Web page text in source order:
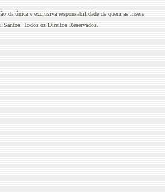
da única e exclusiva responsabilidade de quem as insere
Todos os Direitos Reservados.